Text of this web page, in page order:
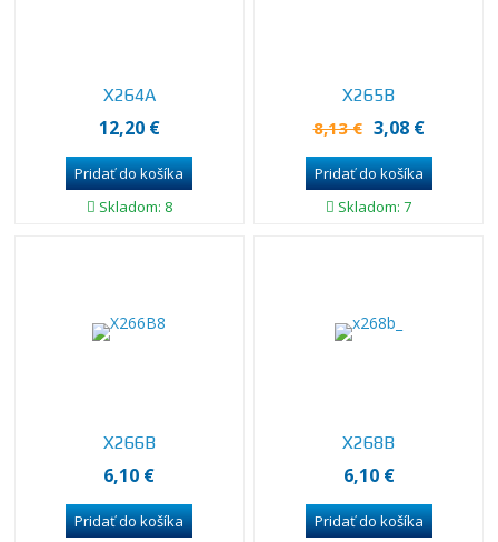
X264A
12,20 €
Skladom: 8
X265B
8,13 € 3,08 €
Skladom: 7
X266B
6,10 €
X268B
6,10 €